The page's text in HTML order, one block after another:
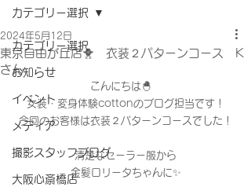
カテゴリー選択
お知らせ
イベント
メディア
撮影スタッフブログ
大阪心斎橋店
カテゴリー選択
東京自由が丘店🐥 衣装２パターンコース K
さん
2024年5月12日
こんにちは🐣
女装・変身体験cottonのブログ担当です！
今回のお客様は衣装２パターンコースでした！
清楚なセーラー服から
金髪ロリータちゃんに✨